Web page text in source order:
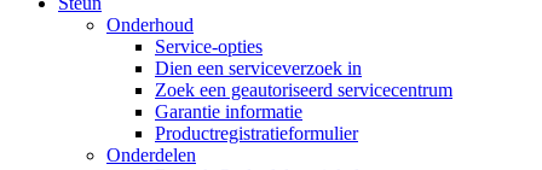
Onderhoud
Service-opties
Dien een serviceverzoek in
Zoek een geautoriseerd servicecentrum
Garantie informatie
Productregistratieformulier
Onderdelen